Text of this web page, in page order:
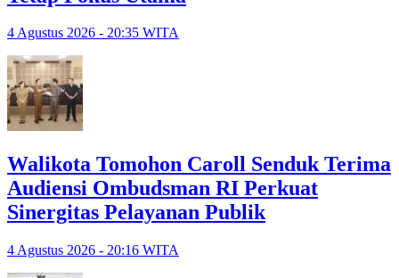
4 Agustus 2026 - 20:35 WITA
Walikota Tomohon Caroll Senduk Terima
Audiensi Ombudsman RI Perkuat
Sinergitas Pelayanan Publik
4 Agustus 2026 - 20:16 WITA